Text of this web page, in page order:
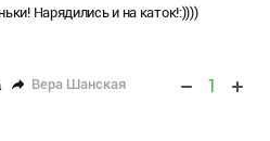
Нарядились и на каток!:))))
Вера Шанская 1